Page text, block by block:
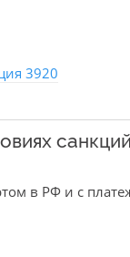
3920
санкций
в РФ и с